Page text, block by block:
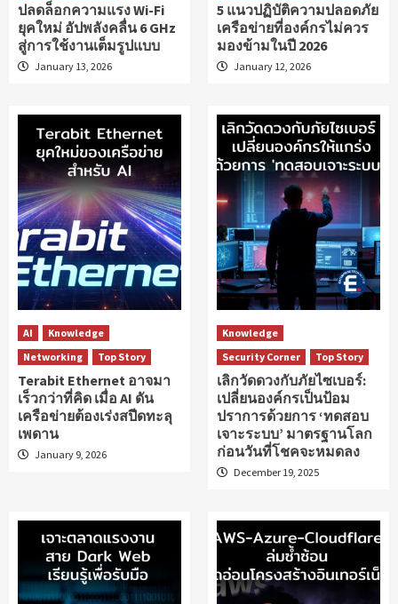
ปลดล็อกความแรง Wi-Fi
ยุคใหม่ อัปพลังคลื่น 6 GHz
สู่การใช้งานเต็มรูปแบบ
January 13, 2026
5 แนวปฏิบัติความปลอดภัย
เครือข่ายที่องค์กรไม่ควร
มองข้ามในปี 2026
January 12, 2026
AI
Knowledge
Networking
Top Story
Terabit Ethernet อาจมา
เร็วกว่าที่คิด เมื่อ AI ดัน
เครือข่ายต้องเร่งสปีดทะลุ
เพดาน
January 9, 2026
Knowledge
Security Corner
Top Story
เลิกวัดดวงกับภัยไซเบอร์:
เปลี่ยนองค์กรเป็นป้อม
ปราการด้วยการ ‘ทดสอบ
เจาะระบบ’ มาตรฐานโลก
ก่อนวันที่โชคจะหมดลง
December 19, 2025